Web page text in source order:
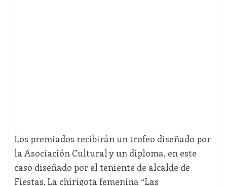
Los premiados recibirán un trofeo diseñado por
la Asociación Cultural y un diploma, en este
caso diseñado por el teniente de alcalde de
Fiestas. La chirigota femenina “Las